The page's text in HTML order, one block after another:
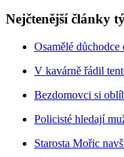
Nejčtenější články
Osamělé
V kavárně řádil
Bezdomovci si
Policisté hledají
Starosta Mořic